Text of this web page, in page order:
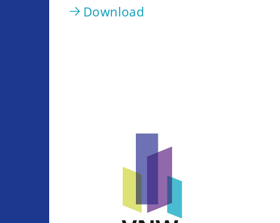
Download